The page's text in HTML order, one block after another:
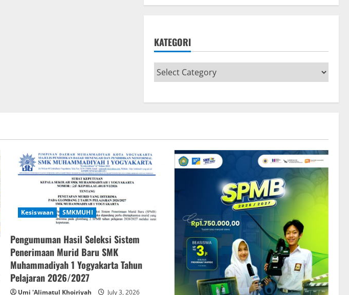
KATEGORI
Kesiswaan SMKMUHI
Pengumuman Hasil Seleksi Sistem
Penerimaan Murid Baru SMK
Muhammadiyah 1 Yogyakarta Tahun
Pelajaran 2026/2027
Umi 'Alimatul Khoiriyah July 3, 2026